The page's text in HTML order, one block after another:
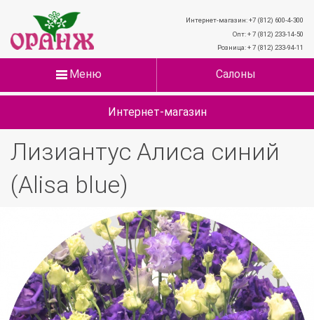
Интернет-магазин: +7 (812) 600-4-300
Опт: + 7 (812) 233-14-50
Розница: + 7 (812) 233-94-11
Меню Салоны
Интернет-магазин
Лизиантус Алиса синий
(Alisa blue)